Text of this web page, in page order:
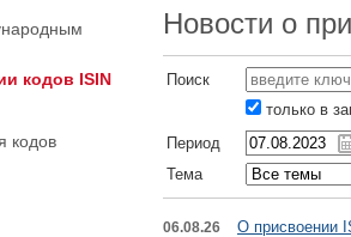
кодов ISIN
кодов
Новости о
Поиск
только в
Период
Тема
06.08.26 О присвоении